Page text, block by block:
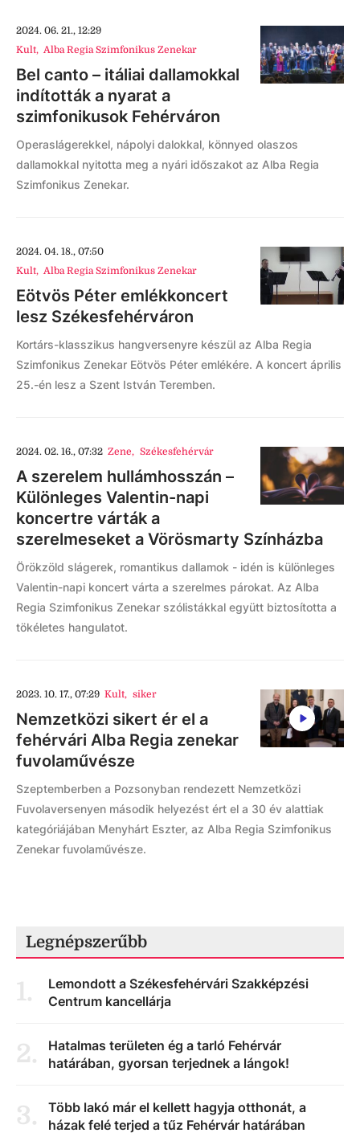
2024. 06. 21., 12:29
Kult, Alba Regia Szimfonikus Zenekar
Bel canto – itáliai dallamokkal
indították a nyarat a
szimfonikusok Fehérváron
Operaslágerekkel, nápolyi dalokkal, könnyed olaszos
dallamokkal nyitotta meg a nyári időszakot az Alba Regia
Szimfonikus Zenekar.
2024. 04. 18., 07:50
Kult, Alba Regia Szimfonikus Zenekar
Eötvös Péter emlékkoncert
lesz Székesfehérváron
Kortárs-klasszikus hangversenyre készül az Alba Regia
Szimfonikus Zenekar Eötvös Péter emlékére. A koncert április
25.-én lesz a Szent István Teremben.
2024. 02. 16., 07:32 Zene, Székesfehérvár
A szerelem hullámhosszán –
Különleges Valentin-napi
koncertre várták a
szerelmeseket a Vörösmarty Színházba
Örökzöld slágerek, romantikus dallamok - idén is különleges
Valentin-napi koncert várta a szerelmes párokat. Az Alba
Regia Szimfonikus Zenekar szólistákkal együtt biztosította a
tökéletes hangulatot.
2023. 10. 17., 07:29 Kult, siker
Nemzetközi sikert ér el a
fehérvári Alba Regia zenekar
fuvolaművésze
Szeptemberben a Pozsonyban rendezett Nemzetközi
Fuvolaversenyen második helyezést ért el a 30 év alattiak
kategóriájában Menyhárt Eszter, az Alba Regia Szimfonikus
Zenekar fuvolaművésze.
Legnépszerűbb
1.
Lemondott a Székesfehérvári Szakképzési
Centrum kancellárja
2.
Hatalmas területen ég a tarló Fehérvár
határában, gyorsan terjednek a lángok!
3.
Több lakó már el kellett hagyja otthonát, a
házak felé terjed a tűz Fehérvár határában